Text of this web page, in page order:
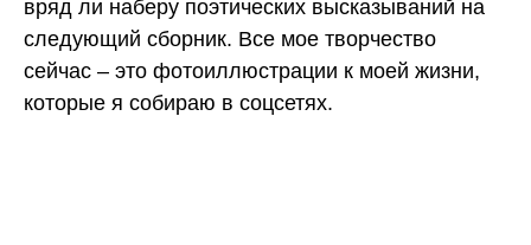
вряд ли наберу поэтических высказываний на
следующий сборник. Все мое творчество
сейчас – это фотоиллюстрации к моей жизни,
которые я собираю в соцсетях.